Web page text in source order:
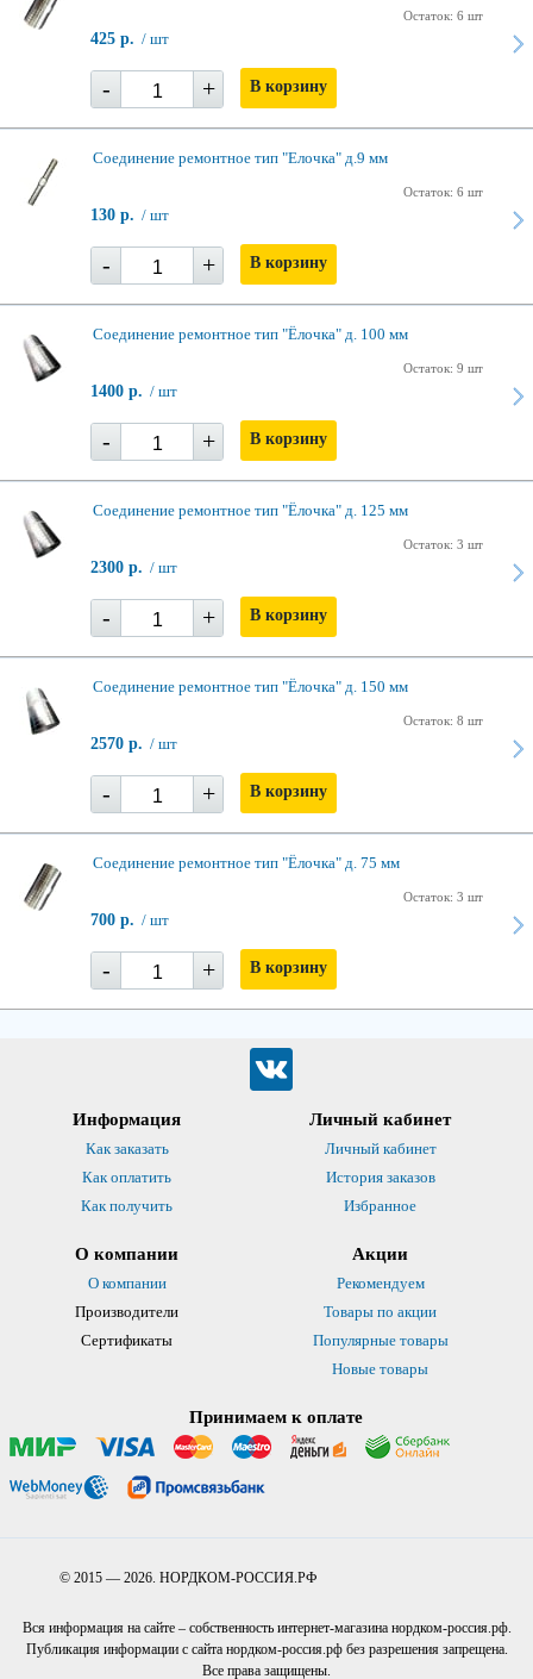
Остаток: 6 шт
425 р. / шт
- + В корзину
Соединение ремонтное тип "Елочка" д.9 мм
Остаток: 6 шт
130 р. / шт
- + В корзину
Соединение ремонтное тип "Ёлочка" д. 100 мм
Остаток: 9 шт
1400 р. / шт
- + В корзину
Соединение ремонтное тип "Ёлочка" д. 125 мм
Остаток: 3 шт
2300 р. / шт
- + В корзину
Соединение ремонтное тип "Ёлочка" д. 150 мм
Остаток: 8 шт
2570 р. / шт
- + В корзину
Соединение ремонтное тип "Ёлочка" д. 75 мм
Остаток: 3 шт
700 р. / шт
- + В корзину
Информация
Как заказать
Как оплатить
Как получить
Личный кабинет
Личный кабинет
История заказов
Избранное
О компании
О компании
Производители
Сертификаты
Акции
Рекомендуем
Товары по акции
Популярные товары
Новые товары
Принимаем к оплате
© 2015 — 2026. НОРДКОМ-РОССИЯ.РФ
Вся информация на сайте – собственность интернет-магазина нордком-россия.рф.
Публикация информации с сайта нордком-россия.рф без разрешения запрещена.
Все права защищены.